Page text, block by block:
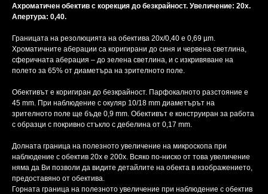
Aхроматичен обектив с корекция до безкрайност. Увеличение: 20x.
Апертура: 0,40.
Границата на резолюцията на обектива 20x/0,40 е 0,69 µm.
Хроматичните аберации са коригирани до синя и червена светлина,
сферичната аберация – до зелена светлина, и с изкривяване на
полето за 65% от диаметъра на зрителното поле.
Обективът е коригиран до безкрайност. Парфокалното разстояние е
45 mm. При наблюдение с окуляр 10/18 mm диаметърът на
зрителното поле ще бъде 0,9 mm. Обективът е конструиран за работа
с образци с покривно стъкло с дебелина от 0,17 mm.
Долната граница на полезното увеличение на микроскопа при
наблюдение с обектив 20x е 200x. Всяко по-ниско от това увеличение
няма да Ви позволи да видите детайлите на обекта в изображението,
предоставяно от обектива.
Горната граница на полезното увеличение при наблюдение с обектив